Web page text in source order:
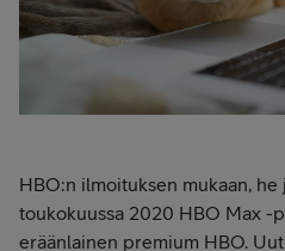
HBO:n ilmoituksen mukaan,
toukokuussa 2020 HBO Max -
eräänlainen premium HBO.